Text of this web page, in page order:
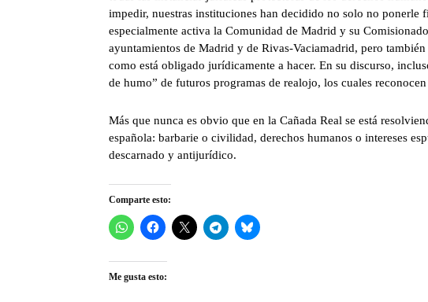
impedir, nuestras instituciones han decidido no solo no
especialmente activa la Comunidad de Madrid y su
ayuntamientos de Madrid y de Rivas-Vaciamadrid, pero
como está obligado jurídicamente a hacer. En su discurso,
de humo” de futuros programas de realojo, los cuales
Más que nunca es obvio que en la Cañada Real se está
española: barbarie o civilidad, derechos humanos o intereses
descarnado y antijurídico.
Comparte esto:
Me gusta esto: